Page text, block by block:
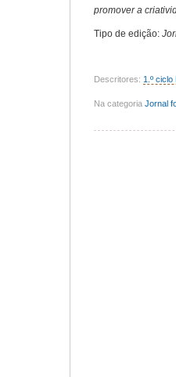
promover a
Tipo de edição:
Descritores: 1.º ciclo
Na categoria Jornal